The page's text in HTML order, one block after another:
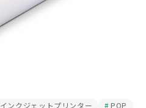
インクジェットプリンター
POP